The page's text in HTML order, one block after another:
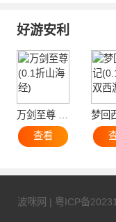
好游安利
查看
波咪网 | 粤ICP备